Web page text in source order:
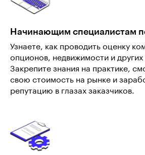
Начинающим специалистам
Узнаете, как проводить оценку
опционов, недвижимости и других
Закрепите знания на практике,
свою стоимость на рынке и
репутацию в глазах заказчиков.